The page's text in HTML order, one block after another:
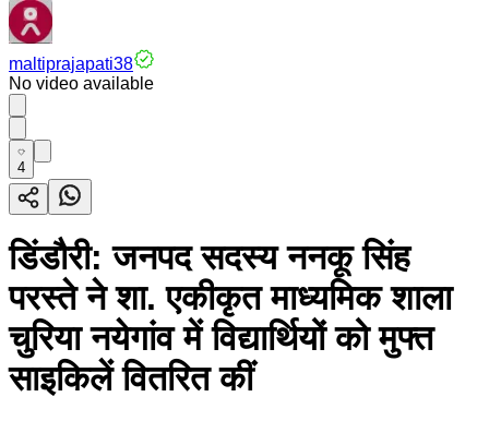
maltiprajapati38
No video available
4
डिंडौरी: जनपद सदस्य ननकू सिंह
परस्ते ने शा. एकीकृत माध्यमिक शाला
चुरिया नयेगांव में विद्यार्थियों को मुफ्त
साइकिलें वितरित कीं